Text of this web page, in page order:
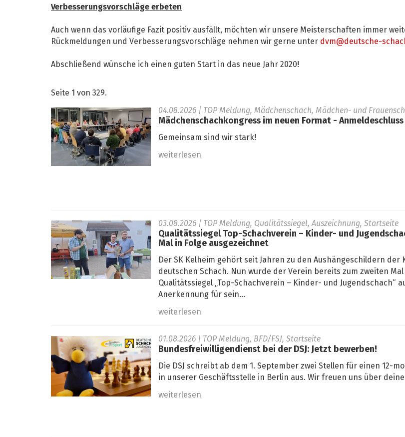
Verbesserungsvorschläge erbeten
Auch wenn das vorläufige Fazit positiv ausfällt, möchten wir unsere Meisterschaften immer
Rückmeldungen und Verbesserungsvorschläge nehmen wir gerne unter dvm@deutsche-
Abschließend wünsche ich einen guten Start in das neue Jahr 2020!
Seite 1 von 329.
04.08.2026 | TOP Meldung, Mädchenschach, Mädchen- und
Mädchenschachkongress im neuen Format -
Gemeinsam sind wir stark!
weiterlesen
03.08.2026 | TOP Meldung, Qualitätssiegel, Auszeichnung, Startseite
Qualitätssiegel Top-Schachverein – Kinder- und
Mal in Folge ausgezeichnet
Der SK Kelheim gehört seit Jahren zu den Aushängeschildern
deutschen Schach. Nun wurde der Verein bereits zum zweiten Mal
Qualitätssiegel „Top-Schachverein – Kinder- und Jugendschach“
Anerkennung für sein...
weiterlesen
01.08.2026 | TOP Meldung, BFD/FSJ, Startseite
Bundesfreiwilligendienst bei der DSJ: Jetzt bewerben!
Die DSJ schreibt ab dem 1. September zwei Stellen für einen 12-
in unserer Geschäftsstelle in Berlin aus. Wir freuen uns über
weiterlesen